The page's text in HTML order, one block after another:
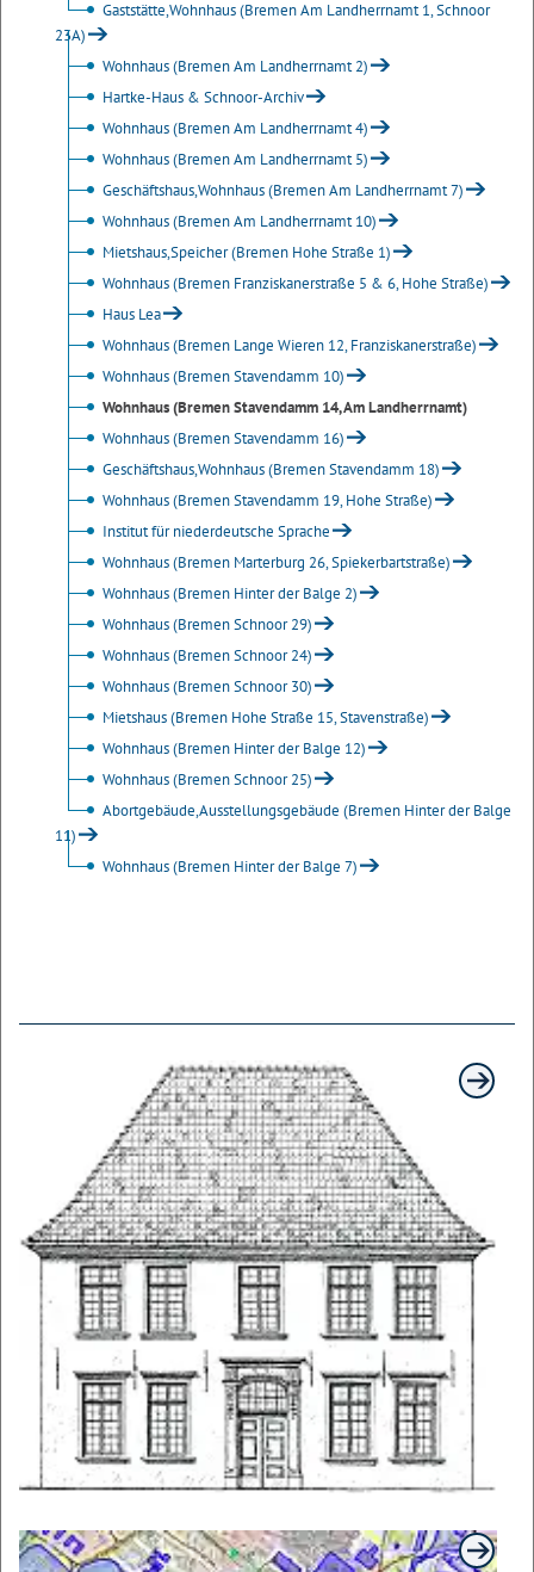
Gaststätte,Wohnhaus (Bremen Am Landherrnamt 1, Schnoor
23A)
Wohnhaus (Bremen Am Landherrnamt 2)
Hartke-Haus & Schnoor-Archiv
Wohnhaus (Bremen Am Landherrnamt 4)
Wohnhaus (Bremen Am Landherrnamt 5)
Geschäftshaus,Wohnhaus (Bremen Am Landherrnamt 7)
Wohnhaus (Bremen Am Landherrnamt 10)
Mietshaus,Speicher (Bremen Hohe Straße 1)
Wohnhaus (Bremen Franziskanerstraße 5 & 6, Hohe Straße)
Haus Lea
Wohnhaus (Bremen Lange Wieren 12, Franziskanerstraße)
Wohnhaus (Bremen Stavendamm 10)
Wohnhaus (Bremen Stavendamm 14, Am Landherrnamt)
Wohnhaus (Bremen Stavendamm 16)
Geschäftshaus,Wohnhaus (Bremen Stavendamm 18)
Wohnhaus (Bremen Stavendamm 19, Hohe Straße)
Institut für niederdeutsche Sprache
Wohnhaus (Bremen Marterburg 26, Spiekerbartstraße)
Wohnhaus (Bremen Hinter der Balge 2)
Wohnhaus (Bremen Schnoor 29)
Wohnhaus (Bremen Schnoor 24)
Wohnhaus (Bremen Schnoor 30)
Mietshaus (Bremen Hohe Straße 15, Stavenstraße)
Wohnhaus (Bremen Hinter der Balge 12)
Wohnhaus (Bremen Schnoor 25)
Abortgebäude,Ausstellungsgebäude (Bremen Hinter der Balge
11)
Wohnhaus (Bremen Hinter der Balge 7)